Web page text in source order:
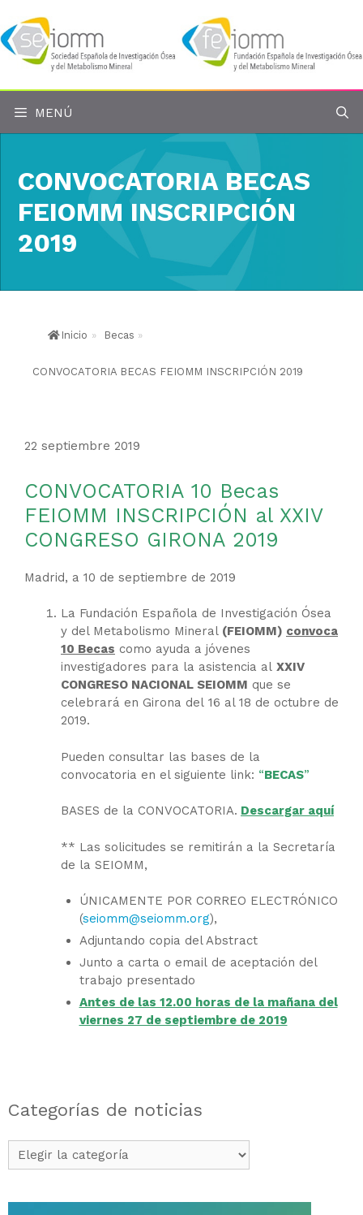
al
contenido
MENÚ
CONVOCATORIA BECAS
FEIOMM INSCRIPCIÓN
2019
Inicio » Becas »
CONVOCATORIA BECAS FEIOMM INSCRIPCIÓN 2019
22 septiembre 2019
CONVOCATORIA 10 Becas
FEIOMM INSCRIPCIÓN al XXIV
CONGRESO GIRONA 2019
Madrid, a 10 de septiembre de 2019
La Fundación Española de Investigación Ósea
y del Metabolismo Mineral (FEIOMM) convoca
10 Becas como ayuda a jóvenes
investigadores para la asistencia al XXIV
CONGRESO NACIONAL SEIOMM que se
celebrará en Girona del 16 al 18 de octubre de
2019.
Pueden consultar las bases de la
convocatoria en el siguiente link: “BECAS”
BASES de la CONVOCATORIA. Descargar aquí
** Las solicitudes se remitirán a la Secretaría
de la SEIOMM,
ÚNICAMENTE POR CORREO ELECTRÓNICO
(seiomm@seiomm.org),
Adjuntando copia del Abstract
Junto a carta o email de aceptación del
trabajo presentado
Antes de las 12.00 horas de la mañana del
viernes 27 de septiembre de 2019
Categorías de noticias
Categorías
de